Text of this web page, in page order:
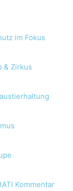
im Fokus
& Zirkus
Kommentar